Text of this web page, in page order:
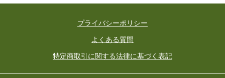
プライバシーポリシー
よくある質問
特定商取引に関する法律に基づく表記